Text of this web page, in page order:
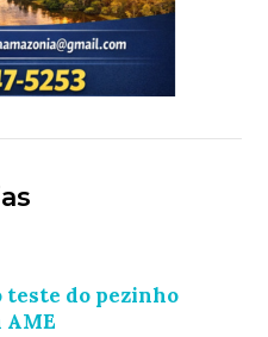
teste do pezinho